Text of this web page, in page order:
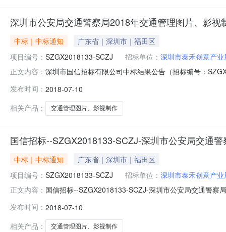
深圳市公安局交通警察局2018年交通管理图片、影视
中标｜中标通知
广东省｜深圳市｜福田区
项目编号： SZGX2018133-SCZJ 招标单位： 深圳市泰禾创意产
正文内容： 深圳市国信招标有限公司中标结果公告（招标编号：
编号：1822122654．投标人名称和报价情况：序号投标
发布时间： 2018-07-10
相关产品：
交通管理图片、影视制作
国信招标--SZGX2018133-SCZJ-深圳市公安局交通
中标｜中标通知
广东省｜深圳市｜福田区
项目编号： SZGX2018133-SCZJ 招标单位： 深圳市泰禾创意产
正文内容： 国信招标--SZGX2018133-SCZJ-深圳市公安局交通警察
SCZJ）受采购人的委托，就深圳市公安局交通警察局
发布时间： 2018-07-10
相关产品：
交通管理图片、影视制作